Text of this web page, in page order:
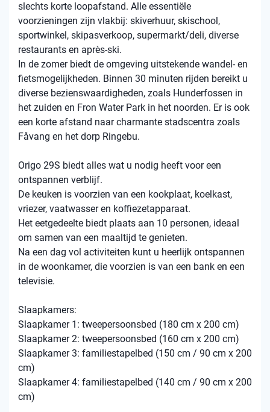
slechts korte loopafstand. Alle essentiële
voorzieningen zijn vlakbij: skiverhuur, skischool,
sportwinkel, skipasverkoop, supermarkt/deli, diverse
restaurants en après-ski.
In de zomer biedt de omgeving uitstekende wandel- en
fietsmogelijkheden. Binnen 30 minuten rijden bereikt u
diverse bezienswaardigheden, zoals Hunderfossen in
het zuiden en Fron Water Park in het noorden. Er is ook
een korte afstand naar charmante stadscentra zoals
Fåvang en het dorp Ringebu.
Origo 29S biedt alles wat u nodig heeft voor een
ontspannen verblijf.
De keuken is voorzien van een kookplaat, koelkast,
vriezer, vaatwasser en koffiezetapparaat.
Het eetgedeelte biedt plaats aan 10 personen, ideaal
om samen van een maaltijd te genieten.
Na een dag vol activiteiten kunt u heerlijk ontspannen
in de woonkamer, die voorzien is van een bank en een
televisie.
Slaapkamers:
Slaapkamer 1: tweepersoonsbed (180 cm x 200 cm)
Slaapkamer 2: tweepersoonsbed (160 cm x 200 cm)
Slaapkamer 3: familiestapelbed (150 cm / 90 cm x 200
cm)
Slaapkamer 4: familiestapelbed (140 cm / 90 cm x 200
cm)